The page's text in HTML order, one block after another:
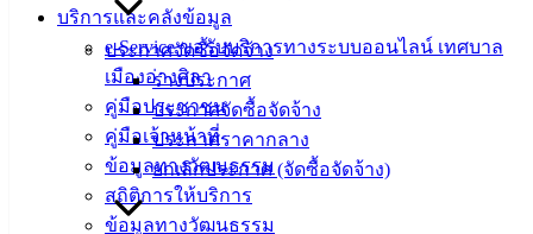
บริการและคลังข้อมูล
e-Service ขอรับบริการทางระบบออนไลน์ เทศบาล
เมืองอ่างศิลา
คู่มือประชาชน
คู่มือเจ้าหน้าที่
ข้อมูลทางวัฒนธรรม
สถิติการให้บริการ
ข้อมูลทางวัฒนธรรม
ประกาศจัดซื้อจัดจ้าง
ร่างประกาศ
ประกาศจัดซื้อจัดจ้าง
ประกาศราคากลาง
ยกเลิกประกาศ (จัดซื้อจัดจ้าง)
นายก
ประวัติ
เทศบาล
ผู้บริหาร
และ
หัวหน้า
ส่วน
ราชการ